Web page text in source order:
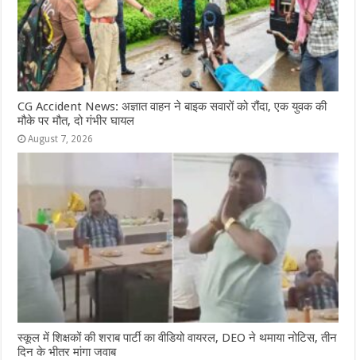
CG Accident News: अज्ञात वाहन ने बाइक सवारों को रौंदा, एक युवक की
मौके पर मौत, दो गंभीर घायल
August 7, 2026
स्कूल में शिक्षकों की शराब पार्टी का वीडियो वायरल, DEO ने थमाया नोटिस, तीन
दिन के भीतर मांगा जवाब